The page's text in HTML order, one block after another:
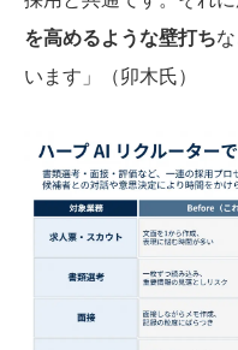
を高めるような壁打ち
います」（卯木氏）